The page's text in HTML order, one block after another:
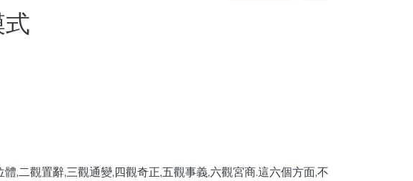
,二觀置辭,三觀通變,四觀奇正,五觀事義,六觀宮商.這六個方面,不